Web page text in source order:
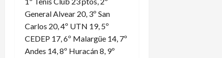
General Alvear 20, 3º San
Carlos 20, 4º UTN 19, 5º
CEDEP 17, 6º Malargüe 14, 7º
Andes 14, 8º Huracán 8, 9º